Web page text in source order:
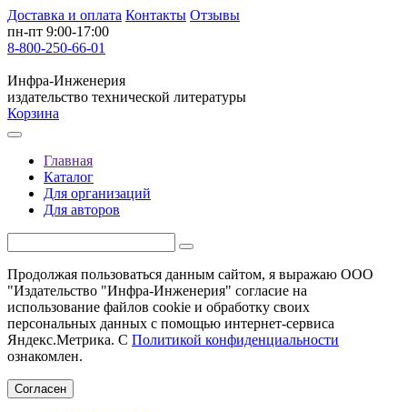
Доставка и оплата Контакты Отзывы
пн-пт 9:00-17:00
8-800-250-66-01
Инфра-Инженерия
издательство технической литературы
Корзина
Главная
Каталог
Для организаций
Для авторов
Продолжая пользоваться данным сайтом, я выражаю ООО
"Издательство "Инфра-Инженерия" согласие на
использование файлов cookie и обработку своих
персональных данных с помощью интернет-сервиса
Яндекс.Метрика. С Политикой конфиденциальности
ознакомлен.
Согласен